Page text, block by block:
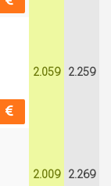
2.059 2.259
2.009 2.269